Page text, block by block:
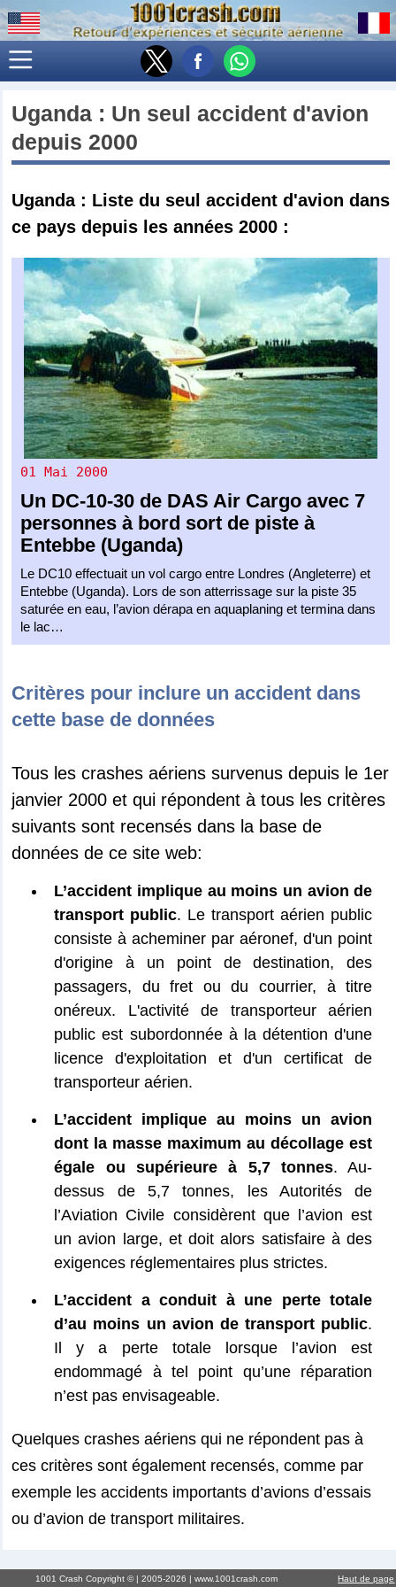
Uganda : Un seul accident d'avion
depuis 2000
Uganda : Liste du seul accident d'avion dans
ce pays depuis les années 2000 :
01 Mai 2000
Un DC-10-30 de DAS Air Cargo avec 7
personnes à bord sort de piste à
Entebbe (Uganda)
Le DC10 effectuait un vol cargo entre Londres (Angleterre) et
Entebbe (Uganda). Lors de son atterrissage sur la piste 35
saturée en eau, l’avion dérapa en aquaplaning et termina dans
le lac…
Critères pour inclure un accident dans
cette base de données
Tous les crashes aériens survenus depuis le 1er
janvier 2000 et qui répondent à tous les critères
suivants sont recensés dans la base de
données de ce site web:
L’accident implique au moins un avion de
transport public. Le transport aérien public
consiste à acheminer par aéronef, d'un point
d'origine à un point de destination, des
passagers, du fret ou du courrier, à titre
onéreux. L'activité de transporteur aérien
public est subordonnée à la détention d'une
licence d'exploitation et d'un certificat de
transporteur aérien.
L’accident implique au moins un avion
dont la masse maximum au décollage est
égale ou supérieure à 5,7 tonnes. Au-
dessus de 5,7 tonnes, les Autorités de
l’Aviation Civile considèrent que l’avion est
un avion large, et doit alors satisfaire à des
exigences réglementaires plus strictes.
L’accident a conduit à une perte totale
d’au moins un avion de transport public.
Il y a perte totale lorsque l’avion est
endommagé à tel point qu’une réparation
n’est pas envisageable.
Quelques crashes aériens qui ne répondent pas à
ces critères sont également recensés, comme par
exemple les accidents importants d’avions d’essais
ou d’avion de transport militaires.
Haut de page
1001 Crash Copyright © | 2005-2026 | www.1001crash.com